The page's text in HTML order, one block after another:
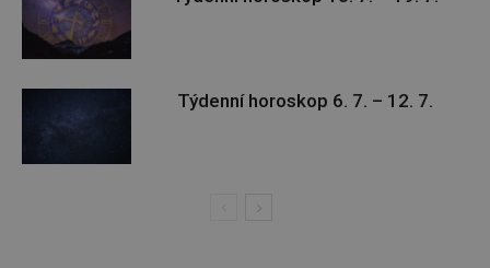
Týdenní horoskop 6. 7. – 12. 7.